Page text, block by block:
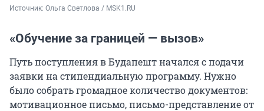
Источник: Ольга Светлова / MSK1.RU
«Обучение за границей — вызов»
Путь поступления в Будапешт начался с подачи
заявки на стипендиальную программу. Нужно
было собрать громадное количество документов:
мотивационное письмо, письмо-представление от